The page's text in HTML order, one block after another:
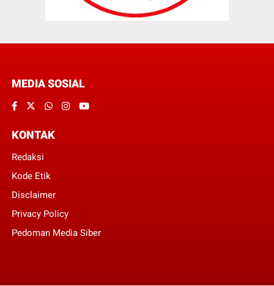
MEDIA SOSIAL
KONTAK
Redaksi
Kode Etik
Disclaimer
Privacy Policy
Pedoman Media Siber